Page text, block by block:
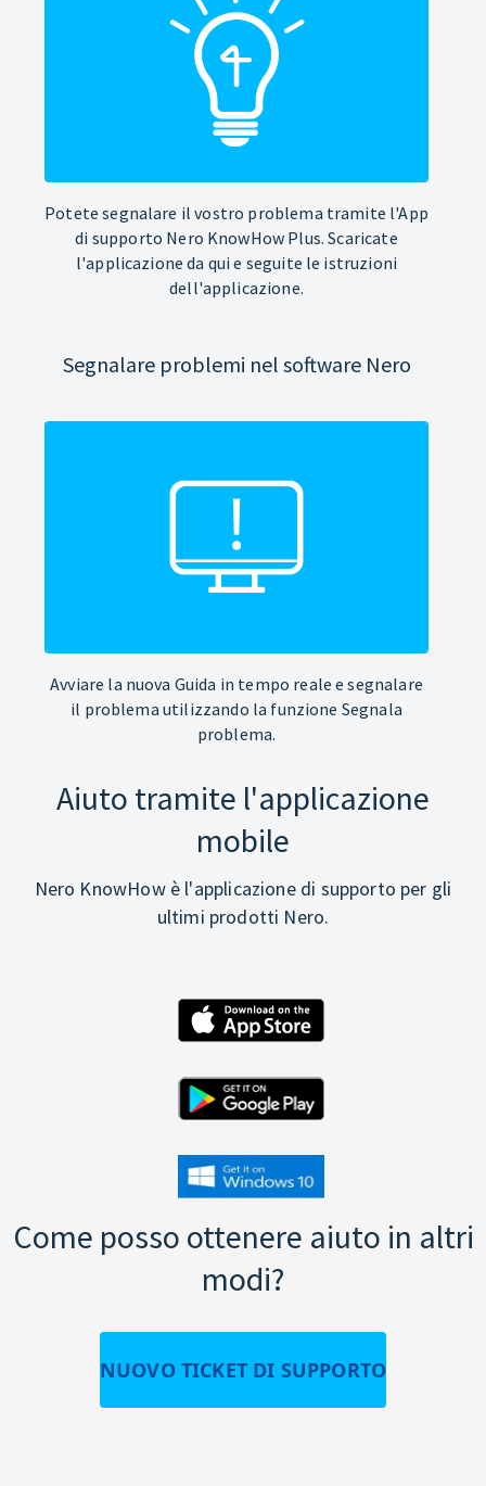
Potete segnalare il vostro problema tramite l'App
di supporto Nero KnowHow Plus. Scaricate
l'applicazione da qui e seguite le istruzioni
dell'applicazione.
Segnalare problemi nel software Nero
Avviare la nuova Guida in tempo reale e segnalare
il problema utilizzando la funzione Segnala
problema.
Aiuto tramite l'applicazione
mobile
Nero KnowHow è l'applicazione di supporto per gli
ultimi prodotti Nero.
Come posso ottenere aiuto in altri
modi?
NUOVO TICKET DI SUPPORTO